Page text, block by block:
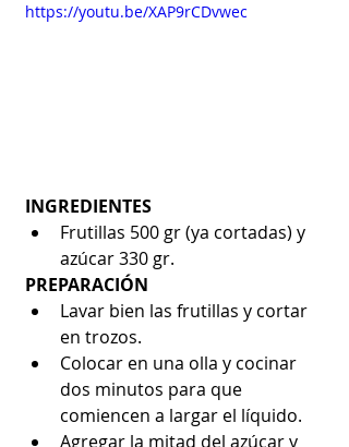
https://youtu.be/XAP9rCDvwec
INGREDIENTES
Frutillas 500 gr (ya cortadas) y
azúcar 330 gr.
PREPARACIÓN
Lavar bien las frutillas y cortar
en trozos.
Colocar en una olla y cocinar
dos minutos para que
comiencen a largar el líquido.
Agregar la mitad del azúcar y